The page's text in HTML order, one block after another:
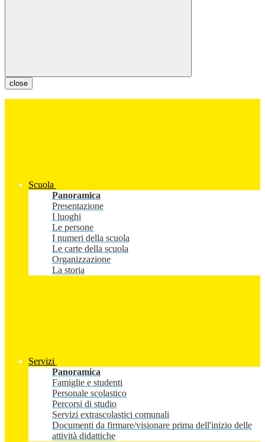
close
Scuola
Panoramica
Presentazione
I luoghi
Le persone
I numeri della scuola
Le carte della scuola
Organizzazione
La storia
Servizi
Panoramica
Famiglie e studenti
Personale scolastico
Percorsi di studio
Servizi extrascolastici comunali
Documenti da firmare/visionare prima dell'inizio delle
attività didattiche